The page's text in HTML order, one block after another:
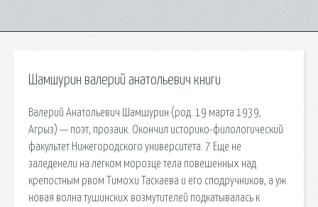
Шамшурин валерий анатольевич книги
Валерий Анатольевич Шамшурин (род. 19 марта 1939,
Агрыз) — поэт, прозаик. Окончил историко-филологический
факультет Нижегородского университета. 7 Еще не
заледенели на легком морозце тела повешенных над
крепостным рвом Тимохи Таскаева и его сподручников, а уж
новая волна тушинских возмутителей подкатывалась к